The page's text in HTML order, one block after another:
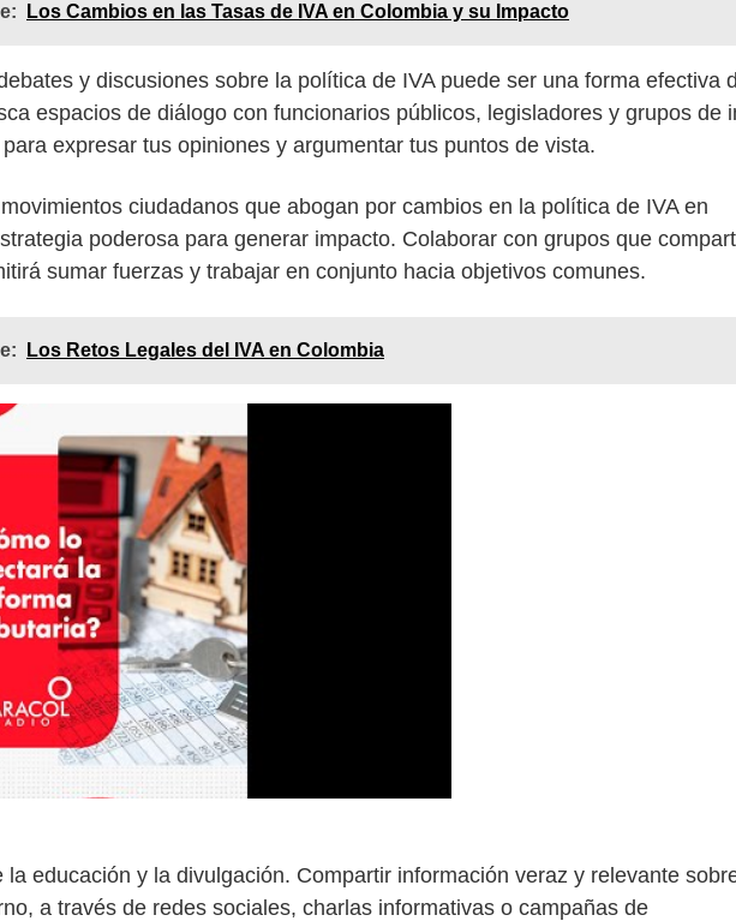
Los Cambios en las Tasas de IVA en Colombia y su Impacto
y discusiones sobre la política de IVA puede ser una forma efectiva
espacios de diálogo con funcionarios públicos, legisladores y grupos de
expresar tus opiniones y argumentar tus puntos de vista.
ciudadanos que abogan por cambios en la política de IVA en
poderosa para generar impacto. Colaborar con grupos que
sumar fuerzas y trabajar en conjunto hacia objetivos comunes.
Los Retos Legales del IVA en Colombia
la educación y la divulgación. Compartir información veraz y relevante
a través de redes sociales, charlas informativas o campañas de